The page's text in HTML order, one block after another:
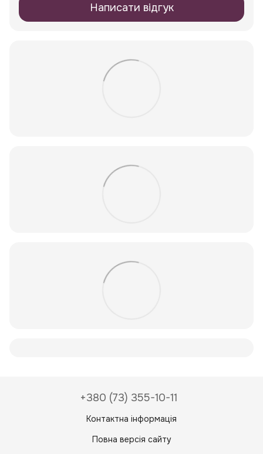
Написати відгук
+380 (73) 355-10-11
Контактна інформація
Повна версія сайту